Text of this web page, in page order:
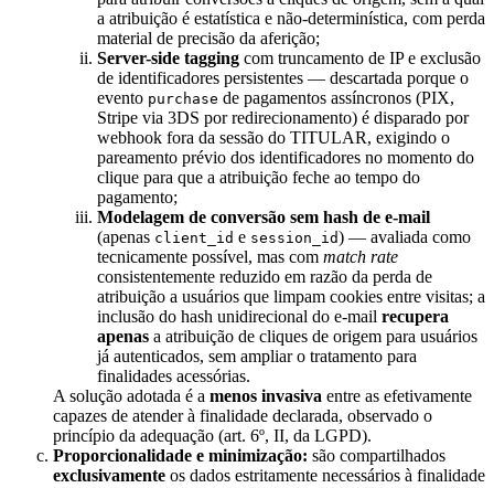
a atribuição é estatística e não-determinística, com perda
material de precisão da aferição;
Server-side tagging com truncamento de IP e exclusão
de identificadores persistentes — descartada porque o
evento purchase de pagamentos assíncronos (PIX,
Stripe via 3DS por redirecionamento) é disparado por
webhook fora da sessão do TITULAR, exigindo o
pareamento prévio dos identificadores no momento do
clique para que a atribuição feche ao tempo do
pagamento;
Modelagem de conversão sem hash de e-mail
(apenas client_id e session_id) — avaliada como
tecnicamente possível, mas com match rate
consistentemente reduzido em razão da perda de
atribuição a usuários que limpam cookies entre visitas; a
inclusão do hash unidirecional do e-mail recupera
apenas a atribuição de cliques de origem para usuários
já autenticados, sem ampliar o tratamento para
finalidades acessórias.
A solução adotada é a menos invasiva entre as efetivamente
capazes de atender à finalidade declarada, observado o
princípio da adequação (art. 6º, II, da LGPD).
Proporcionalidade e minimização: são compartilhados
exclusivamente os dados estritamente necessários à finalidade